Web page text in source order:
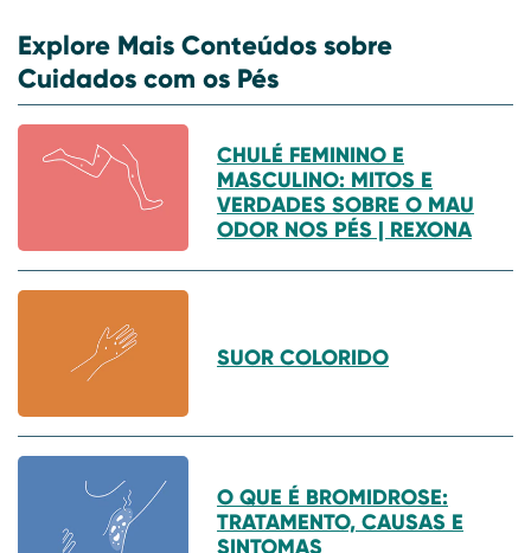
Explore Mais Conteúdos sobre
Cuidados com os Pés
CHULÉ FEMININO E
MASCULINO: MITOS E
VERDADES SOBRE O MAU
ODOR NOS PÉS | REXONA
SUOR COLORIDO
O QUE É BROMIDROSE:
TRATAMENTO, CAUSAS E
SINTOMAS